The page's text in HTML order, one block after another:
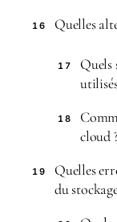
16 Quelles
17
Quels
18
cloud
19
Quelles
du